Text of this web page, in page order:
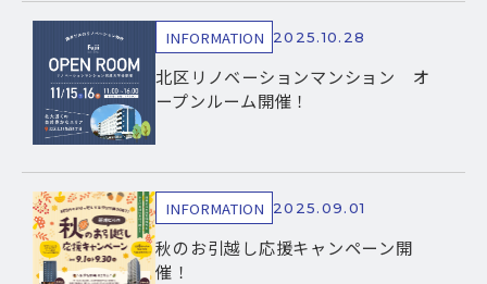
INFORMATION 2025.10.28
北区リノベーションマンション オ
ープンルーム開催！
INFORMATION 2025.09.01
秋のお引越し応援キャンペーン開
催！